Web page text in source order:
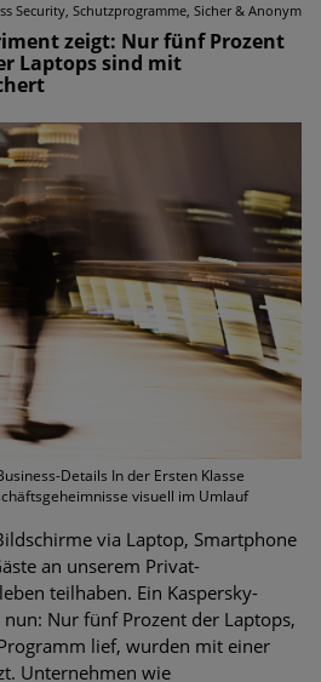
Security, Schutzprogramme, Sicher & Anonym
zeigt: Nur fünf Prozent
Laptops sind mit
Details In der Ersten Klasse
visuell im Umlauf
via Laptop, Smartphone
an unserem Privat-
teilhaben. Ein Kaspersky-
Nur fünf Prozent der Laptops,
lief, wurden mit einer
Unternehmen wie